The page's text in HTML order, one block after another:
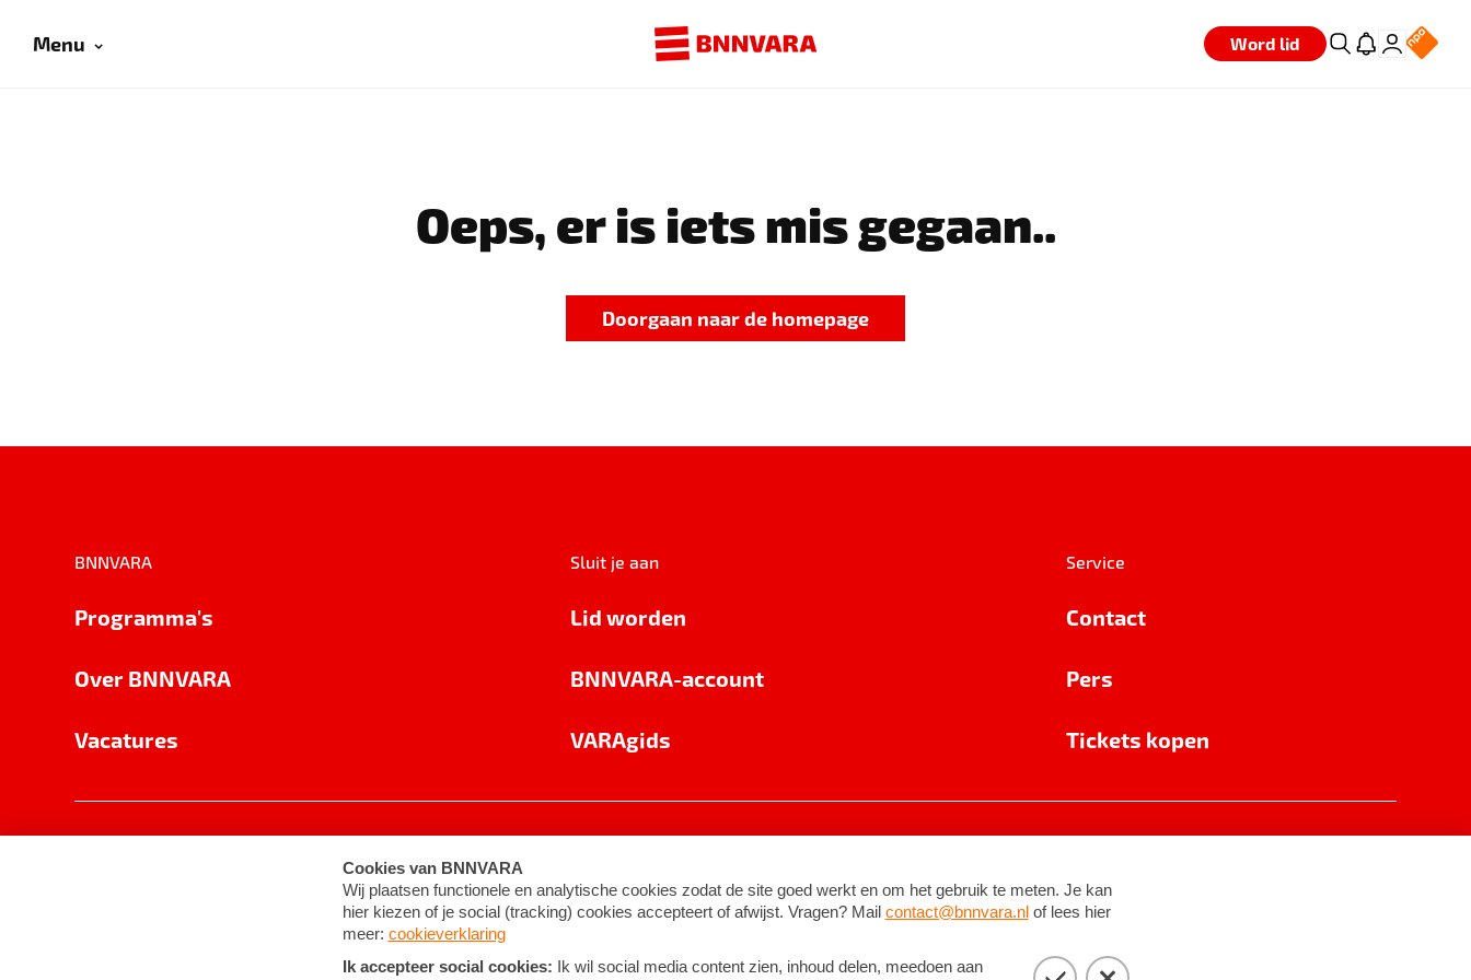
Menu Word lid
Oeps, er is iets mis gegaan..
Doorgaan naar de homepage
BNNVARA
Programma's
Over BNNVARA
Vacatures
Sluit je aan
Lid worden
BNNVARA-account
VARAgids
Service
Contact
Pers
Tickets kopen
Cookie-instellingen Algemene voorwaarden ©2026BNNVARA